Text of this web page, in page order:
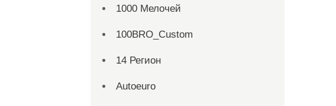
1000 Мелочей
100BRO_Custom
14 Регион
Autoeuro